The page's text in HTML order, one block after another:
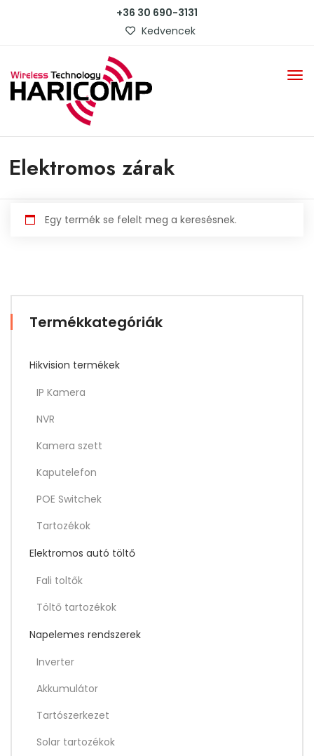
+36 30 690-3131
Kedvencek
Elektromos zárak
Termékkategóriák
Hikvision termékek
IP Kamera
NVR
Kamera szett
Kaputelefon
POE Switchek
Tartozékok
Elektromos autó töltő
Fali toltők
Töltő tartozékok
Napelemes rendszerek
Inverter
Akkumulátor
Tartószerkezet
Solar tartozékok
Egy termék se felelt meg a keresésnek.